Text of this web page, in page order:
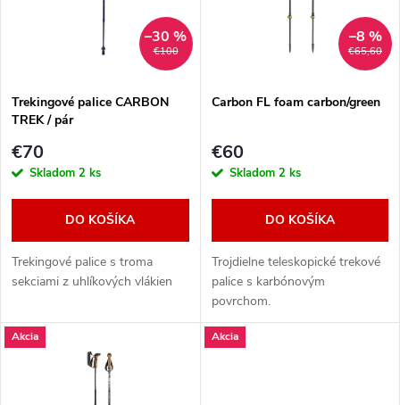
e
p
r
o
d
u
s
p
r
d
u
k
€100
–30 %
Trekingové palice CARBON
TREK / pár
€70
Skladom 2 ks
DO KOŠÍKA
Trekingové palice s troma
sekciami z uhlíkových vlákien
€65,60
–8 %
Carbon FL foam carbon/green
€60
Skladom 2 ks
DO KOŠÍKA
Trojdielne teleskopické trekové
palice s karbónovým
povrchom.
Akcia Akcia